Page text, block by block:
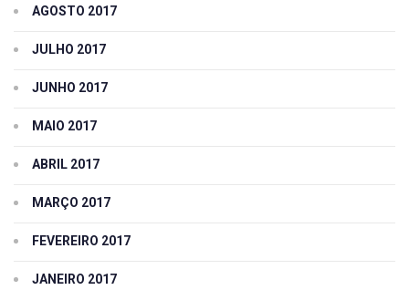
AGOSTO 2017
JULHO 2017
JUNHO 2017
MAIO 2017
ABRIL 2017
MARÇO 2017
FEVEREIRO 2017
JANEIRO 2017